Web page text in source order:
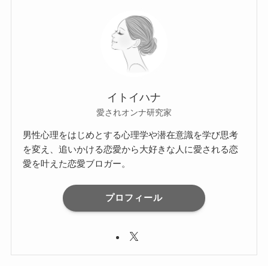
イトイハナ
愛されオンナ研究家
男性心理をはじめとする心理学や潜在意識を学び思考
を変え、追いかける恋愛から大好きな人に愛される恋
愛を叶えた恋愛ブロガー。
プロフィール